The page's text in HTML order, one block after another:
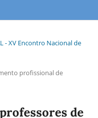
- XV Encontro Nacional de
profissional de
de